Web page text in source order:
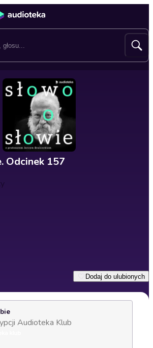
Odcinek 157
Dodaj do ulubionych
Audioteka Klub